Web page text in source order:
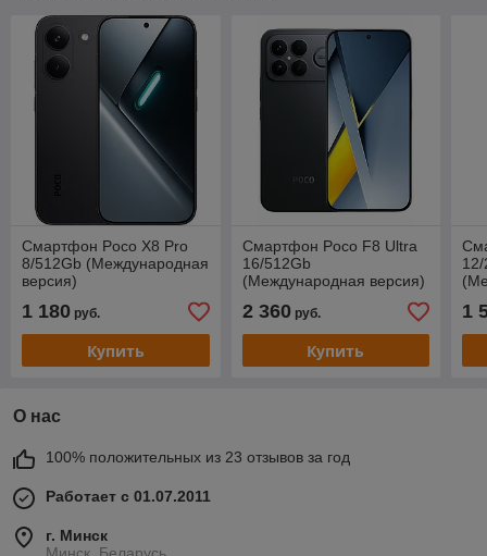
Смартфон Poco X8 Pro
8/512Gb (Международная
версия)
1 180 руб.
Купить
Смартфон Poco F8 Ultra
16/512Gb
(Международная версия)
2 360руб.
Купить
1
О нас
100% положительных из 23 отзывов за год
Работает с 01.07.2011
г. Минск